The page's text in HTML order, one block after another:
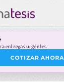
entregas urgentes.
COTIZAR AHORA